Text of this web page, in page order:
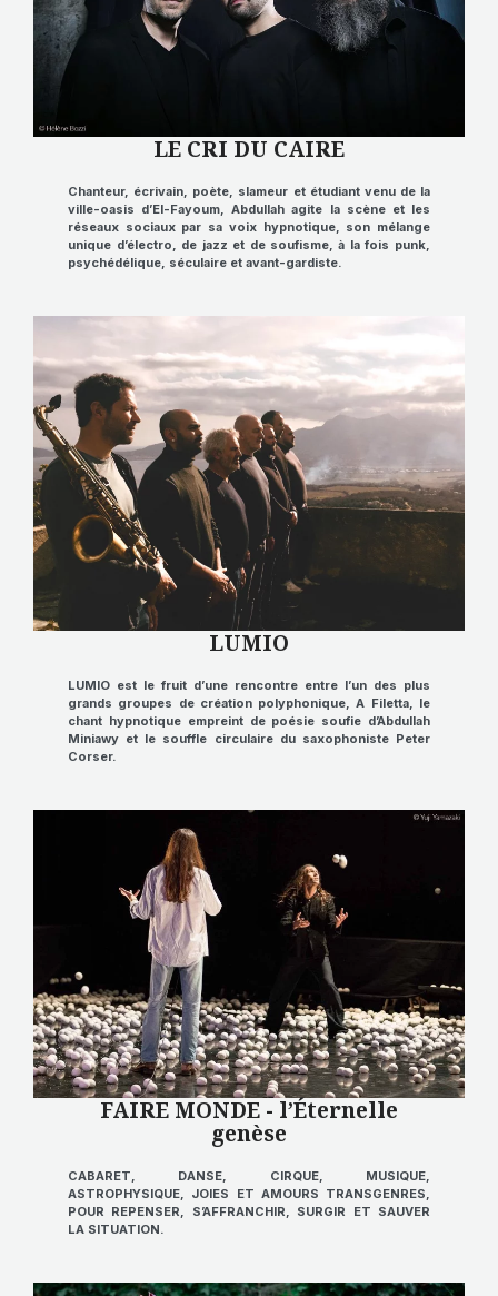
LE CRI DU CAIRE
Chanteur, écrivain, poète, slameur et étudiant venu de la
ville-oasis d’El-Fayoum, Abdullah agite la scène et les
réseaux sociaux par sa voix hypnotique, son mélange
unique d’électro, de jazz et de soufisme, à la fois punk,
psychédélique, séculaire et avant-gardiste.
LUMIO
LUMIO est le fruit d’une rencontre entre l’un des plus
grands groupes de création polyphonique,A Filetta, le
chant hypnotique empreint de poésie soufie d’Abdullah
Miniawy et le souffle circulaire du saxophoniste Peter
Corser.
FAIRE MONDE - l’Éternelle
genèse
CABARET, DANSE, CIRQUE, MUSIQUE,
ASTROPHYSIQUE, JOIES ET AMOURS TRANSGENRES,
POUR REPENSER, S’AFFRANCHIR, SURGIR ET SAUVER
LA SITUATION.